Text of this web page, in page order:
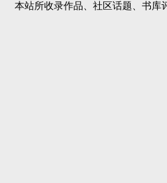
本站所收录作品、社区话题、书库